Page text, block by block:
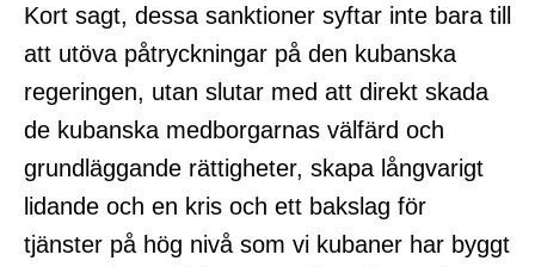
Kort sagt, dessa sanktioner syftar inte bara till
att utöva påtryckningar på den kubanska
regeringen, utan slutar med att direkt skada
de kubanska medborgarnas välfärd och
grundläggande rättigheter, skapa långvarigt
lidande och en kris och ett bakslag för
tjänster på hög nivå som vi kubaner har byggt